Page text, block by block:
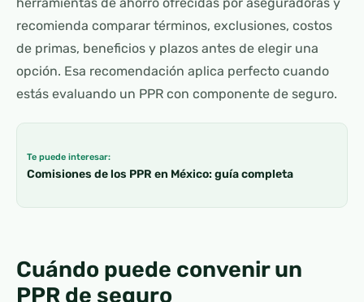
recomienda comparar términos, exclusiones, costos
de primas, beneficios y plazos antes de elegir una
opción. Esa recomendación aplica perfecto cuando
estás evaluando un PPR con componente de seguro.
Te puede interesar:
Comisiones de los PPR en México: guía completa
Cuándo puede convenir un
PPR de seguro